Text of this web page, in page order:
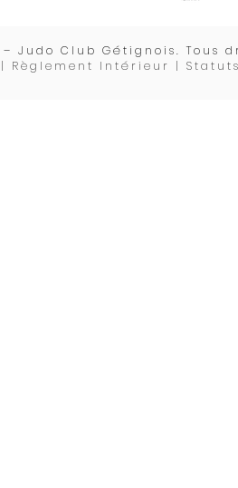
Judo Club Gétignois. Tous
| Règlement Intérieur |